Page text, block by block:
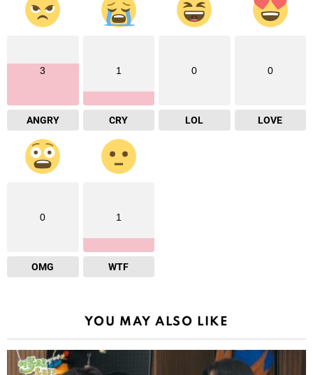
3
ANGRY
1
CRY
0
LOL
0
LOVE
0
OMG
1
WTF
YOU MAY ALSO LIKE